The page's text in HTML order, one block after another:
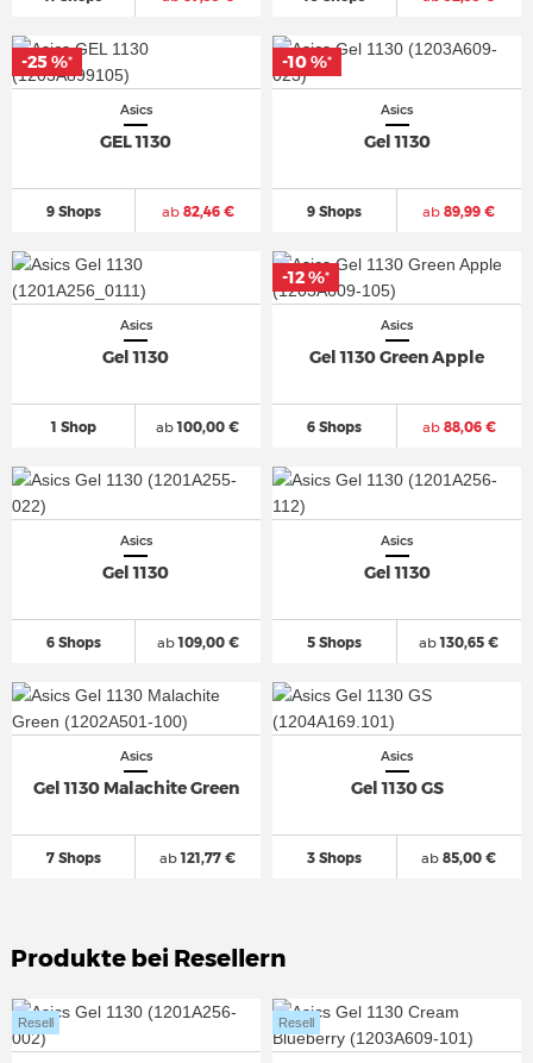
Asics
GEL 1130
9 Shops ab82,46 €
-25 %*
Asics
Gel 1130
9 Shops ab 89,99 €
-10 %*
Asics
Gel 1130
1 Shop ab100,00 €
Asics
Gel 1130 Green Apple
6 Shops ab88,06 €
-12 %*
Asics
Gel 1130
6 Shops ab109,00 €
Asics
Gel 1130
5 Shops ab130,65 €
Asics
Gel 1130 Malachite Green
7 Shops ab121,77 €
Asics
Gel 1130 GS
3 Shops ab 85,00 €
Produkte bei Resellern
Resell Resell